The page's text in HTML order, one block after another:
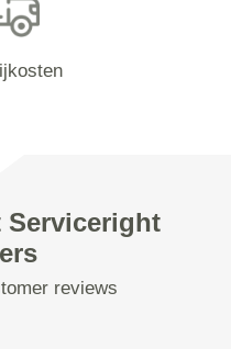
Serviceright
reviews